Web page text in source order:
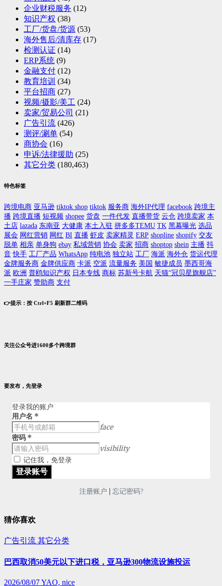
企业财税服务 (12)
知识产权 (38)
工厂/货盘/货源 (53)
海外售后/清库存 (17)
检测认证 (14)
ERP系统 (9)
金融支付 (12)
教育培训 (34)
平台招商 (27)
视频/摄影/美工 (24)
卖家/贸易公司 (21)
广告引流 (426)
测评/涮单 (54)
商协会 (16)
申诉/法律援助 (25)
其它分类 (180,463)
特色标签
跨境电商 亚马逊 tiktok shop tiktok 服务商 海外IP代理 facebook 跨境主
播 跨境直播 短视频 shopee 货盘 一件代发 直播带货 云仓 跨境卖家 本
土店 lazada 东南亚 大健康 本土入驻 拼多多TEMU TK 黑幕曝光 选品
展会 网红营销 网红 BI 直播 虾皮 卖家精灵 ERP shopline shopify 交友
脱单 相亲 单身狗 ebay 私域营销 协会 卖家 招商 shoptop shein 主播 抖
音 快手 工厂产品 WhatsApp 纯电池 独立站 工厂 海派 海外仓 货运代理
金牌服务商 金牌供应商 卡派 空派 流量服务 美国 敏捷成员 墨西哥海
派 欧洲 普鸥知识产权 日本专线 商标 苏新号卡航 天猫“冠贝星旗舰店”
一手庄家 赞助商 支付
👉提示：按 Ctrl+F5 刷新群二维码
关注公众号进1600多个跨境群
要发布，先登录
登录我的账户
用户名 *
face
密码 *
visibility
记住我，免登录
注册账户 | 忘记密码?
猜你喜欢
广告引流 其它分类
巴西取消50美元以下进口税，亚马逊300物流设施投运
2026/08/07YAO, nice